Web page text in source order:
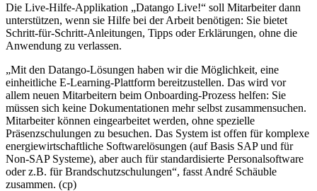
Die Live-Hilfe-Applikation „Datango Live!“ soll Mitarbeiter dann
unterstützen, wenn sie Hilfe bei der Arbeit benötigen: Sie bietet
Schritt-für-Schritt-Anleitungen, Tipps oder Erklärungen, ohne die
Anwendung zu verlassen.
„Mit den Datango-Lösungen haben wir die Möglichkeit, eine
einheitliche E-Learning-Plattform bereitzustellen. Das wird vor
allem neuen Mitarbeitern beim Onboarding-Prozess helfen: Sie
müssen sich keine Dokumentationen mehr selbst zusammensuchen.
Mitarbeiter können eingearbeitet werden, ohne spezielle
Präsenzschulungen zu besuchen. Das System ist offen für komplexe
energiewirtschaftliche Softwarelösungen (auf Basis SAP und für
Non-SAP Systeme), aber auch für standardisierte Personalsoftware
oder z.B. für Brandschutzschulungen“, fasst André Schäuble
zusammen. (cp)